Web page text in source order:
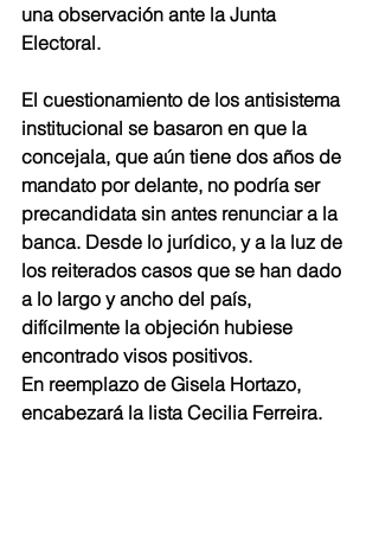
una observación ante la Junta
Electoral.
El cuestionamiento de los antisistema
institucional se basaron en que la
concejala, que aún tiene dos años de
mandato por delante, no podría ser
precandidata sin antes renunciar a la
banca. Desde lo jurídico, y a la luz de
los reiterados casos que se han dado
a lo largo y ancho del país,
difícilmente la objeción hubiese
encontrado visos positivos.
En reemplazo de Gisela Hortazo,
encabezará la lista Cecilia Ferreira.